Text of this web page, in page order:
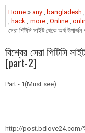
Home » any , bangladesh ,
, hack , more , Online ,
সেরা পিটিসি সাইট থেকে অর্থ
বিশ্বের সেরা পিটিসি
[part-2]
Part - 1(Must see)
http://post.bdlove24.com/